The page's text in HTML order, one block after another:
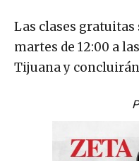
Las clases
martes de 12:00 a
Tijuana y